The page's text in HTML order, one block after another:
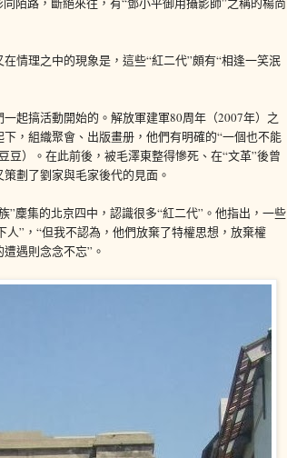
情理之中的現象是，這些“紅二代”頗有“相逢一笑泯
起搞活動開始的。解放軍建軍80周年（2007年）之
，組織聚會、出版畫册，他們有明確的“一個也不能
豆）。在此前後，被毛澤東整得慘死、在“文革”後曾
劃了劉家與毛家後代的見面。
”麇集的北京四中，認識很多“紅二代”。他指出，一些
人”，“但我不認為，他們放棄了特權思想，放棄權
遇則念念不忘”。